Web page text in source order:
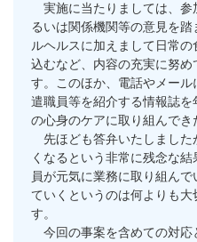
実施に当たりましては、参
るいは関係機関等の意見を
ルヘルスに加えまして日常
込むなど、内容の充実に努
す。このほか、電話やメー
遣職員等を紹介する情報誌
の心身のケアに取り組んでき
先ほども答弁いたしました
くなるという非常に残念な
員が元気に業務に取り組ん
ていくというのは何よりも
す。
今回の事案を含めての対応